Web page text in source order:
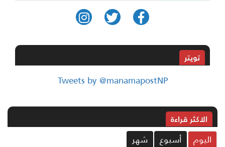
تويتر
Tweets by @manamapostNP
الاکثر قراءة
أسبوع شهر